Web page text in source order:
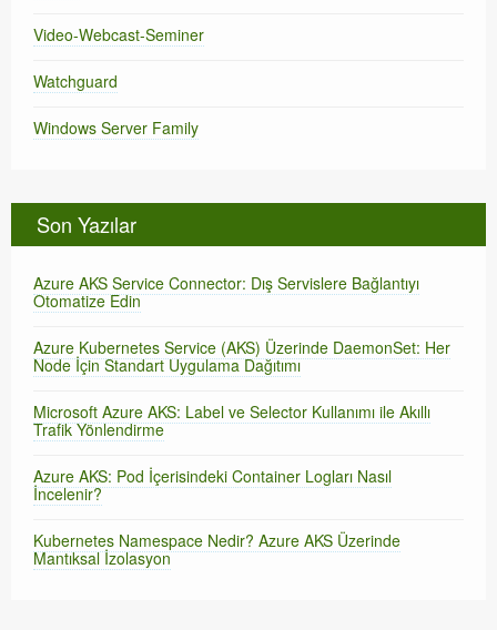
Video-Webcast-Seminer
Watchguard
Windows Server Family
Son Yazılar
Azure AKS Service Connector: Dış Servislere Bağlantıyı
Otomatize Edin
Azure Kubernetes Service (AKS) Üzerinde DaemonSet: Her
Node İçin Standart Uygulama Dağıtımı
Microsoft Azure AKS: Label ve Selector Kullanımı ile Akıllı
Trafik Yönlendirme
Azure AKS: Pod İçerisindeki Container Logları Nasıl
İncelenir?
Kubernetes Namespace Nedir? Azure AKS Üzerinde
Mantıksal İzolasyon